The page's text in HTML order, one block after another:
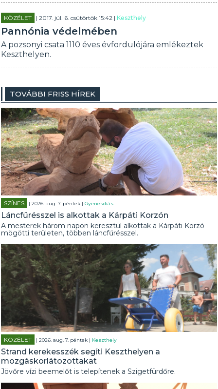
KÖZÉLET | 2017. júl. 6. csütörtök 15:42 |Keszthely
Pannónia védelmében
A pozsonyi csata 1110 éves évfordulójára emlékeztek
Keszthelyen.
TOVÁBBI FRISS HÍREK
SZÍNES | 2026. aug. 7. péntek |Gyenesdiás
Láncfűrésszel is alkottak a Kárpáti Korzón
A mesterek három napon keresztül alkottak a Kárpáti Korzó
mögötti területen, többen láncfűrésszel.
KÖZÉLET | 2026. aug. 7. péntek | Keszthely
Strand kerekesszék segíti Keszthelyen a
mozgáskorlátozottakat
Jövőre vízi beemelőt is telepítenek a Szigetfürdőre.